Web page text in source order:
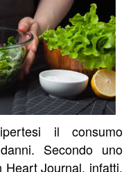
il consumo
Secondo uno
Heart Journal, infatti,